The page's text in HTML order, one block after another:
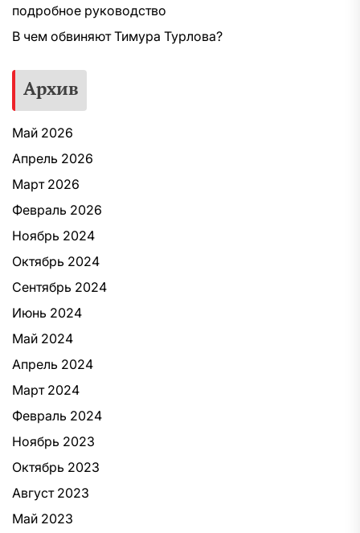
подробное руководство
В чем обвиняют Тимура Турлова?
Архив
Май 2026
Апрель 2026
Март 2026
Февраль 2026
Ноябрь 2024
Октябрь 2024
Сентябрь 2024
Июнь 2024
Май 2024
Апрель 2024
Март 2024
Февраль 2024
Ноябрь 2023
Октябрь 2023
Август 2023
Май 2023